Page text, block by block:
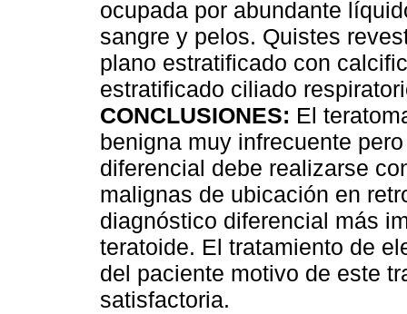
ocupada por abundante
sangre y pelos. Quistes
plano estratificado con
estratificado ciliado
CONCLUSIONES: El
benigna muy infrecuente
diferencial debe realizarse
malignas de ubicación en
diagnóstico diferencial más
teratoide. El tratamiento de
del paciente motivo de este
satisfactoria.